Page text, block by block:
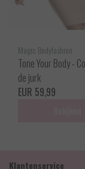
Magic Bodyfashion
Tone Your Body - Corrigeren
de jurk
EUR 59,99
Klantenservice